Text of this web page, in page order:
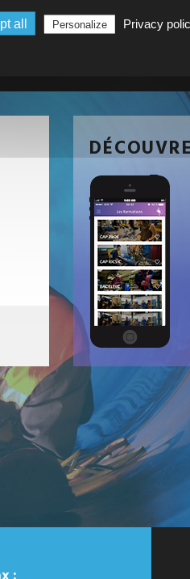
all Personalize Privacy